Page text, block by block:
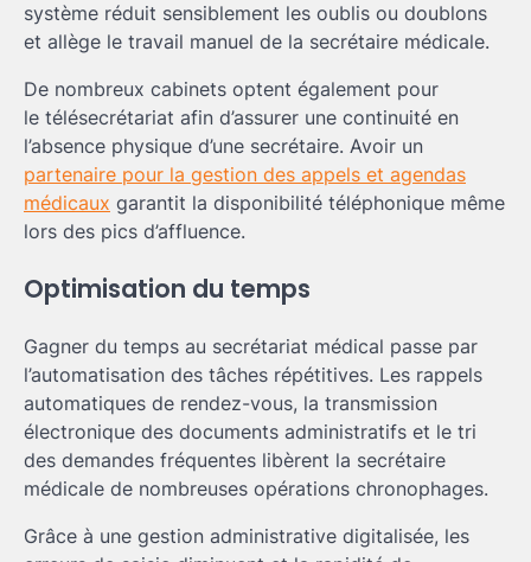
système réduit sensiblement les oublis ou doublons
et allège le travail manuel de la secrétaire médicale.
De nombreux cabinets optent également pour
le télésecrétariat afin d’assurer une continuité en
l’absence physique d’une secrétaire. Avoir un
partenaire pour la gestion des appels et agendas
médicaux garantit la disponibilité téléphonique même
lors des pics d’affluence.
Optimisation du temps
Gagner du temps au secrétariat médical passe par
l’automatisation des tâches répétitives. Les rappels
automatiques de rendez-vous, la transmission
électronique des documents administratifs et le tri
des demandes fréquentes libèrent la secrétaire
médicale de nombreuses opérations chronophages.
Grâce à une gestion administrative digitalisée, les